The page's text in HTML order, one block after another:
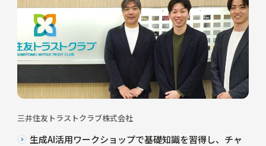
三井住友トラストクラブ株式会社
生成AI活用ワークショップで基礎知識を習得し、チャ